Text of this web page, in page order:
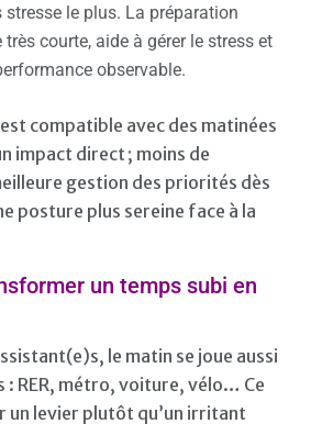
stresse le plus. La préparation
courte, aide à gérer le stress et
observable.
compatible avec des matinées
impact direct ; moins de
gestion des priorités dès
posture plus sereine face à la
un temps subi en
le matin se joue aussi
: RER, métro, voiture, vélo… Ce
un levier plutôt qu’un irritant